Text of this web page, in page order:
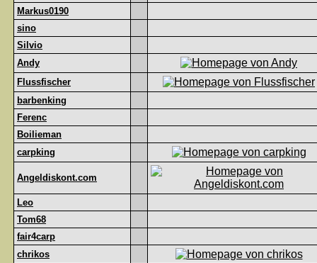
Markus0190
sino
Silvio
Andy
Flussfischer
barbenking
Ferenc
Boilieman
carpking
Angeldiskont.com
Leo
Tom68
fair4carp
chrikos